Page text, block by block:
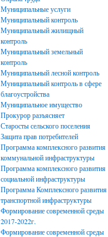
Муниципальные услуги
Муниципальный контроль
Муниципальный жилищный
контроль
Муниципальный земельный
контроль
Муниципальный лесной контроль
Муниципальный контроль в сфере
благоустройства
Муниципальное имущество
Прокурор разъясняет
Старосты сельского поселения
Защита прав потребителей
Программа комплексного развития
коммунальной инфраструктуры
Программа комплексного развития
социальной инфраструктуры
Программа Комплексного развития
транспортной инфраструктуры
Формирование современной среды
2017-2022г.
Формирование современной среды